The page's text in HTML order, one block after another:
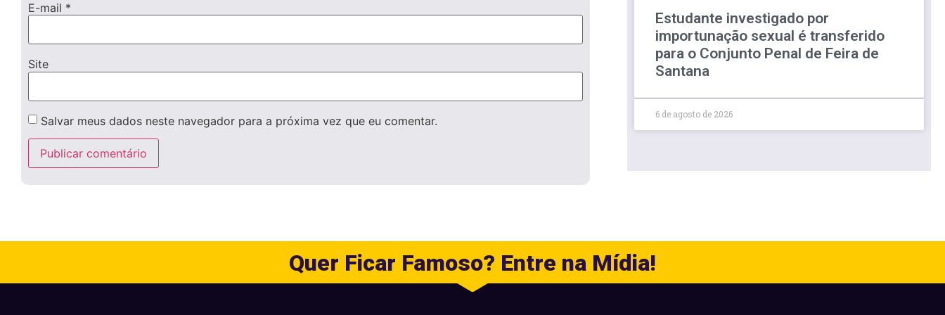
E-mail *
Site
Salvar meus dados neste navegador para a próxima vez que eu comentar.
Estudante investigado por
importunação sexual é transferido
para o Conjunto Penal de Feira de
Santana
6 de agosto de 2026
Quer Ficar Famoso? Entre na Mídia!